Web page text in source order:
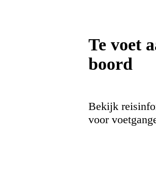
Te voet
boord
Bekijk
voor